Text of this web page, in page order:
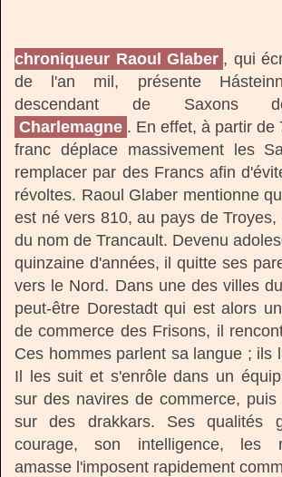
chroniqueur Raoul Glaber , qui
de l'an mil, présente
descendant de Saxons
Charlemagne . En effet, à partir de
franc déplace massivement les
remplacer par des Francs afin
révoltes. Raoul Glaber mentionne
est né vers 810, au pays de
du nom de Trancault. Devenu
quinzaine d'années, il quitte ses
vers le Nord. Dans une des villes
peut-être Dorestadt qui est alors
de commerce des Frisons, il
Ces hommes parlent sa langue ; ils
Il les suit et s'enrôle dans un
sur des navires de commerce, puis
sur des drakkars. Ses qualités
courage, son intelligence, les
amasse l'imposent rapidement